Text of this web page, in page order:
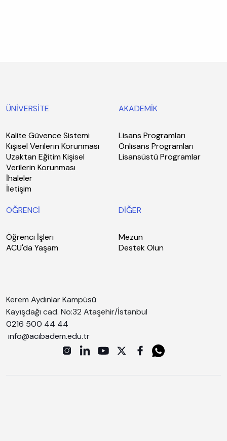
ÜNİVERSİTE
Kalite Güvence Sistemi
Kişisel Verilerin Korunması
Uzaktan Eğitim Kişisel
Verilerin Korunması
İhaleler
İletişim
AKADEMİK
Lisans Programları
Önlisans Programları
Lisansüstü Programlar
ÖĞRENCİ
Öğrenci İşleri
ACU'da Yaşam
DİĞER
Mezun
Destek Olun
Kerem Aydınlar Kampüsü
Kayışdağı cad. No:32 Ataşehir/İstanbul
0216 500 44 44
info@acibadem.edu.tr